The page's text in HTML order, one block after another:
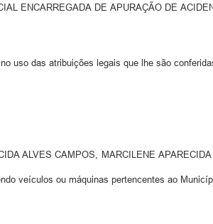
ENCARREGADA DE APURAÇÃO DE
uso das atribuições legais que lhe são
ALVES CAMPOS, MARCILENE
veículos ou máquinas pertencentes ao